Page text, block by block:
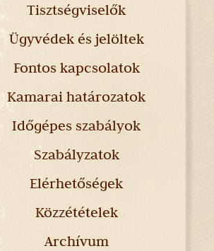
Tisztségviselők
Ügyvédek és jelöltek
Fontos kapcsolatok
Kamarai határozatok
Időgépes szabályok
Szabályzatok
Elérhetőségek
Közzétételek
Archívum